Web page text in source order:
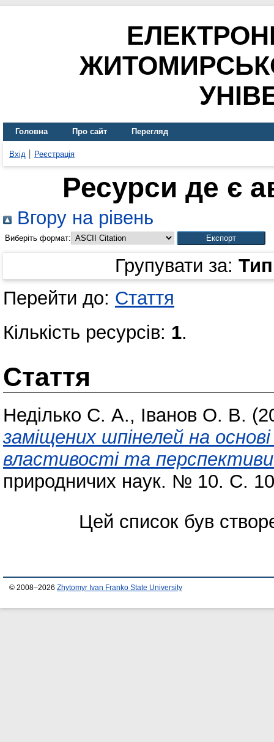
Головна Про сайт Перегляд
Вхід Реєстрація
Ресурси де є
Вгору на рівень
Виберіть формат:
Групувати за:
Перейти до: Стаття
Кількість ресурсів: 1.
Стаття
Неділько С. А., Іванов О. В.
заміщених шпінелей на
властивості та
природничих наук. № 10. С.
Цей список був
© 2008–2026 Zhytomyr Ivan Franko State University